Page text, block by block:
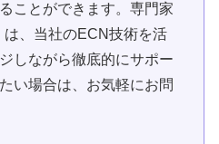
ことができます。専門家
、当社のECN技術を活
しながら徹底的にサポー
い場合は、お気軽にお問